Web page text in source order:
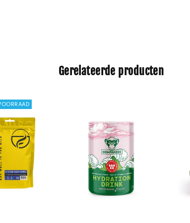
Gerelateerde producten